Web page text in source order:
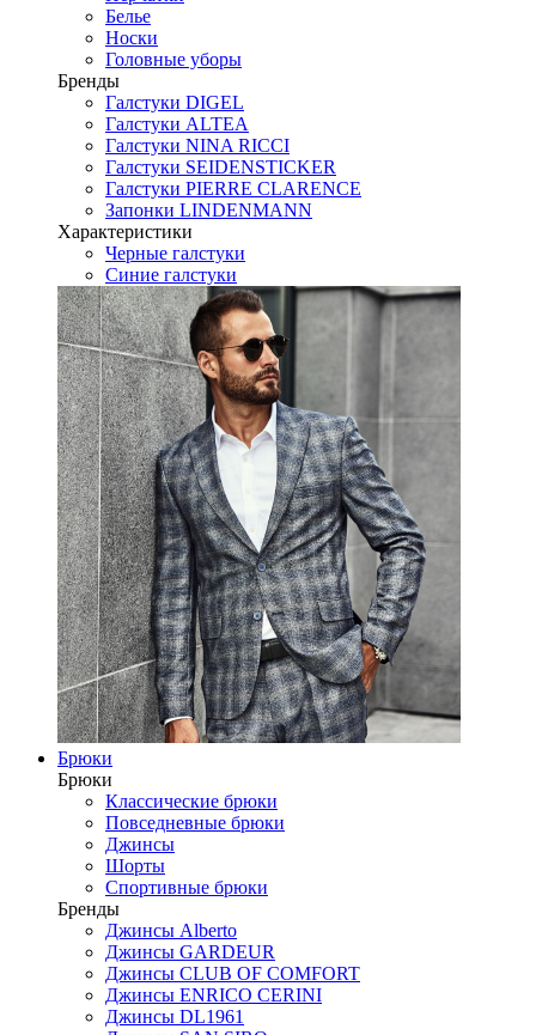
Белье
Носки
Головные уборы
Бренды
Галстуки DIGEL
Галстуки ALTEA
Галстуки NINA RICCI
Галстуки SEIDENSTICKER
Галстуки PIERRE CLARENCE
Запонки LINDENMANN
Характеристики
Черные галстуки
Синие галстуки
Брюки
Брюки
Классические брюки
Повседневные брюки
Джинсы
Шорты
Спортивные брюки
Бренды
Джинсы Alberto
Джинсы GARDEUR
Джинсы CLUB OF COMFORT
Джинсы ENRICO CERINI
Джинсы DL1961